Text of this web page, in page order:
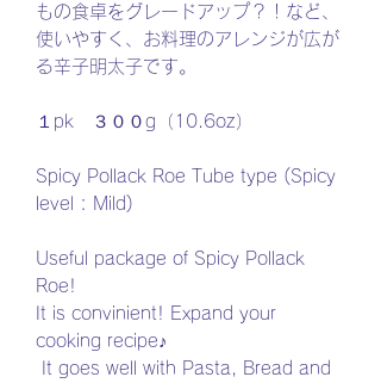
もの食卓をグレードアップ？！など、
使いやすく、お料理のアレンジが広が
る辛子明太子です。
１pk ３００g（10.6oz）
Spicy Pollack Roe Tube type (Spicy
level : Mild)
Useful package of Spicy Pollack
Roe!
It is convinient! Expand your
cooking recipe♪
It goes well with Pasta, Bread and